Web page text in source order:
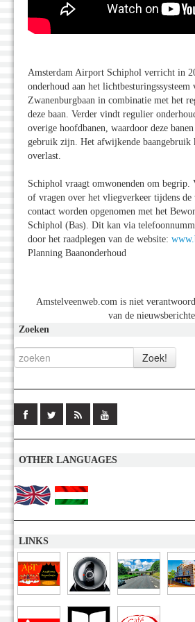
Amsterdam Airport Schiphol verricht in
onderhoud aan het lichtbesturingssysteem
Zwanenburgbaan in combinatie met het
deze baan. Verder vindt regulier
overige hoofdbanen, waardoor deze
gebruik zijn. Het afwijkende baangebruik
overlast.
Schiphol vraagt omwonenden om begrip.
of vragen over het vliegverkeer tijdens de
contact worden opgenomen met het
Schiphol (Bas). Dit kan via
door het raadplegen van de website:
Planning Baanonderhoud
Amstelveenweb.com is niet
van de
Zoeken
OTHER LANGUAGES
LINKS